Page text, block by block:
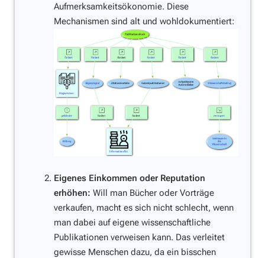
Aufmerksamkeitsökonomie. Diese
Mechanismen sind alt und wohldokumentiert:
Eigenes Einkommen oder Reputation
erhöhen: Will man Bücher oder Vorträge
verkaufen, macht es sich nicht schlecht, wenn
man dabei auf eigene wissenschaftliche
Publikationen verweisen kann. Das verleitet
gewisse Menschen dazu, da ein bisschen